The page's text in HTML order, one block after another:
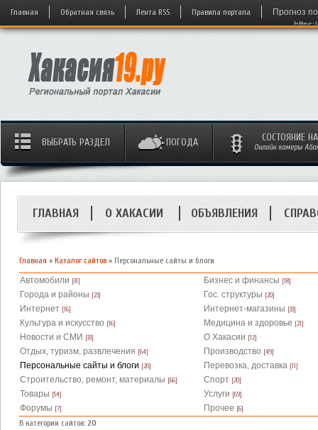
Главная Обратная связь Лента RSS Правила портала
Прогноз
ВЫБРАТЬ РАЗДЕЛ ПОГОДА СОСТОЯНИЕ
Онлайн камеры
ГЛАВНАЯ О ХАКАСИИ ОБЪЯВЛЕНИЯ
Главная » Каталог сайтов » Персональные сайты и блоги
Автомобили [31] Бизнес и финансы [18]
Города и районы [23] Гос. структуры [20]
Интернет [16] Интернет-магазины [33]
Культура и искусство [16] Медицина и здоровье [21]
Новости и СМИ [33] О Хакасии [12]
Отдых, туризм, развлечения [64] Производство [49]
Персональные сайты и блоги [20] Перевозка, доставка [11]
Строительство, ремонт, материалы [66] Спорт [20]
Товары [54] Услуги [69]
Форумы [7] Прочее [6]
В категории сайтов: 20